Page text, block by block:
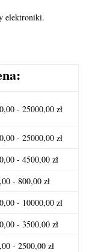
elektroniki.
- 25000,00 zł
- 25000,00 zł
- 4500,00 zł
- 800,00 zł
- 10000,00 zł
- 3500,00 zł
- 2500,00 zł